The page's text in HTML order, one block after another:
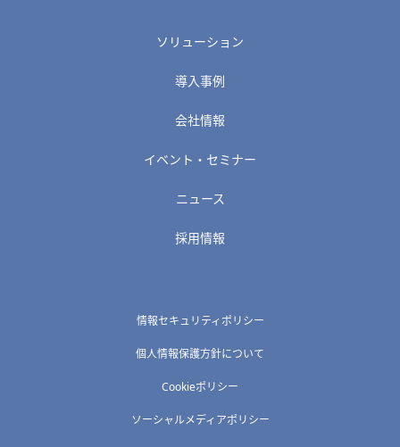
ソリューション
導入事例
会社情報
イベント・セミナー
ニュース
採用情報
情報セキュリティポリシー
個人情報保護方針について
Cookieポリシー
ソーシャルメディアポリシー